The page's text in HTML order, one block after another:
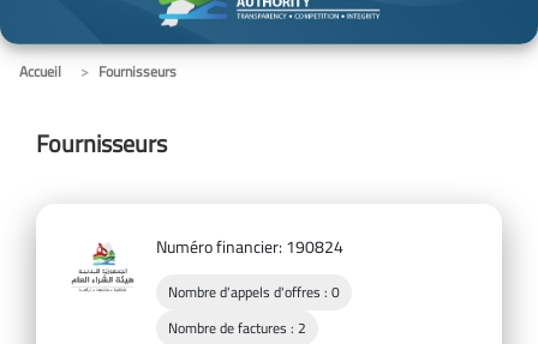
Accueil Fournisseurs
Fournisseurs
Numéro financier: 190824
Nombre d'appels d'offres : 0
Nombre de factures : 2